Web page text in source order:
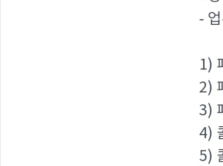
-
1)
2)
3)
4)
5)